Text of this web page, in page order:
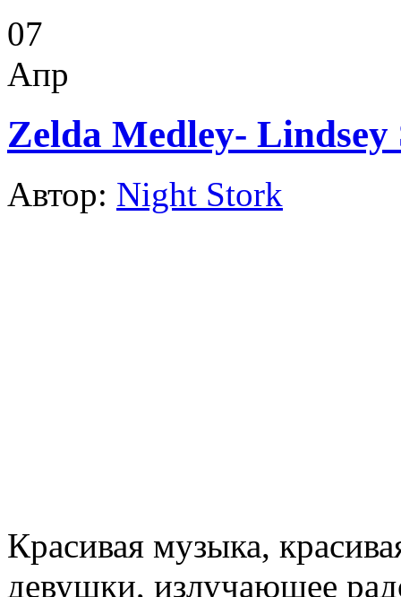
07
Апр
Zelda Medley-
Автор: Night Stork
Красивая музыка,
девушки, излучающее